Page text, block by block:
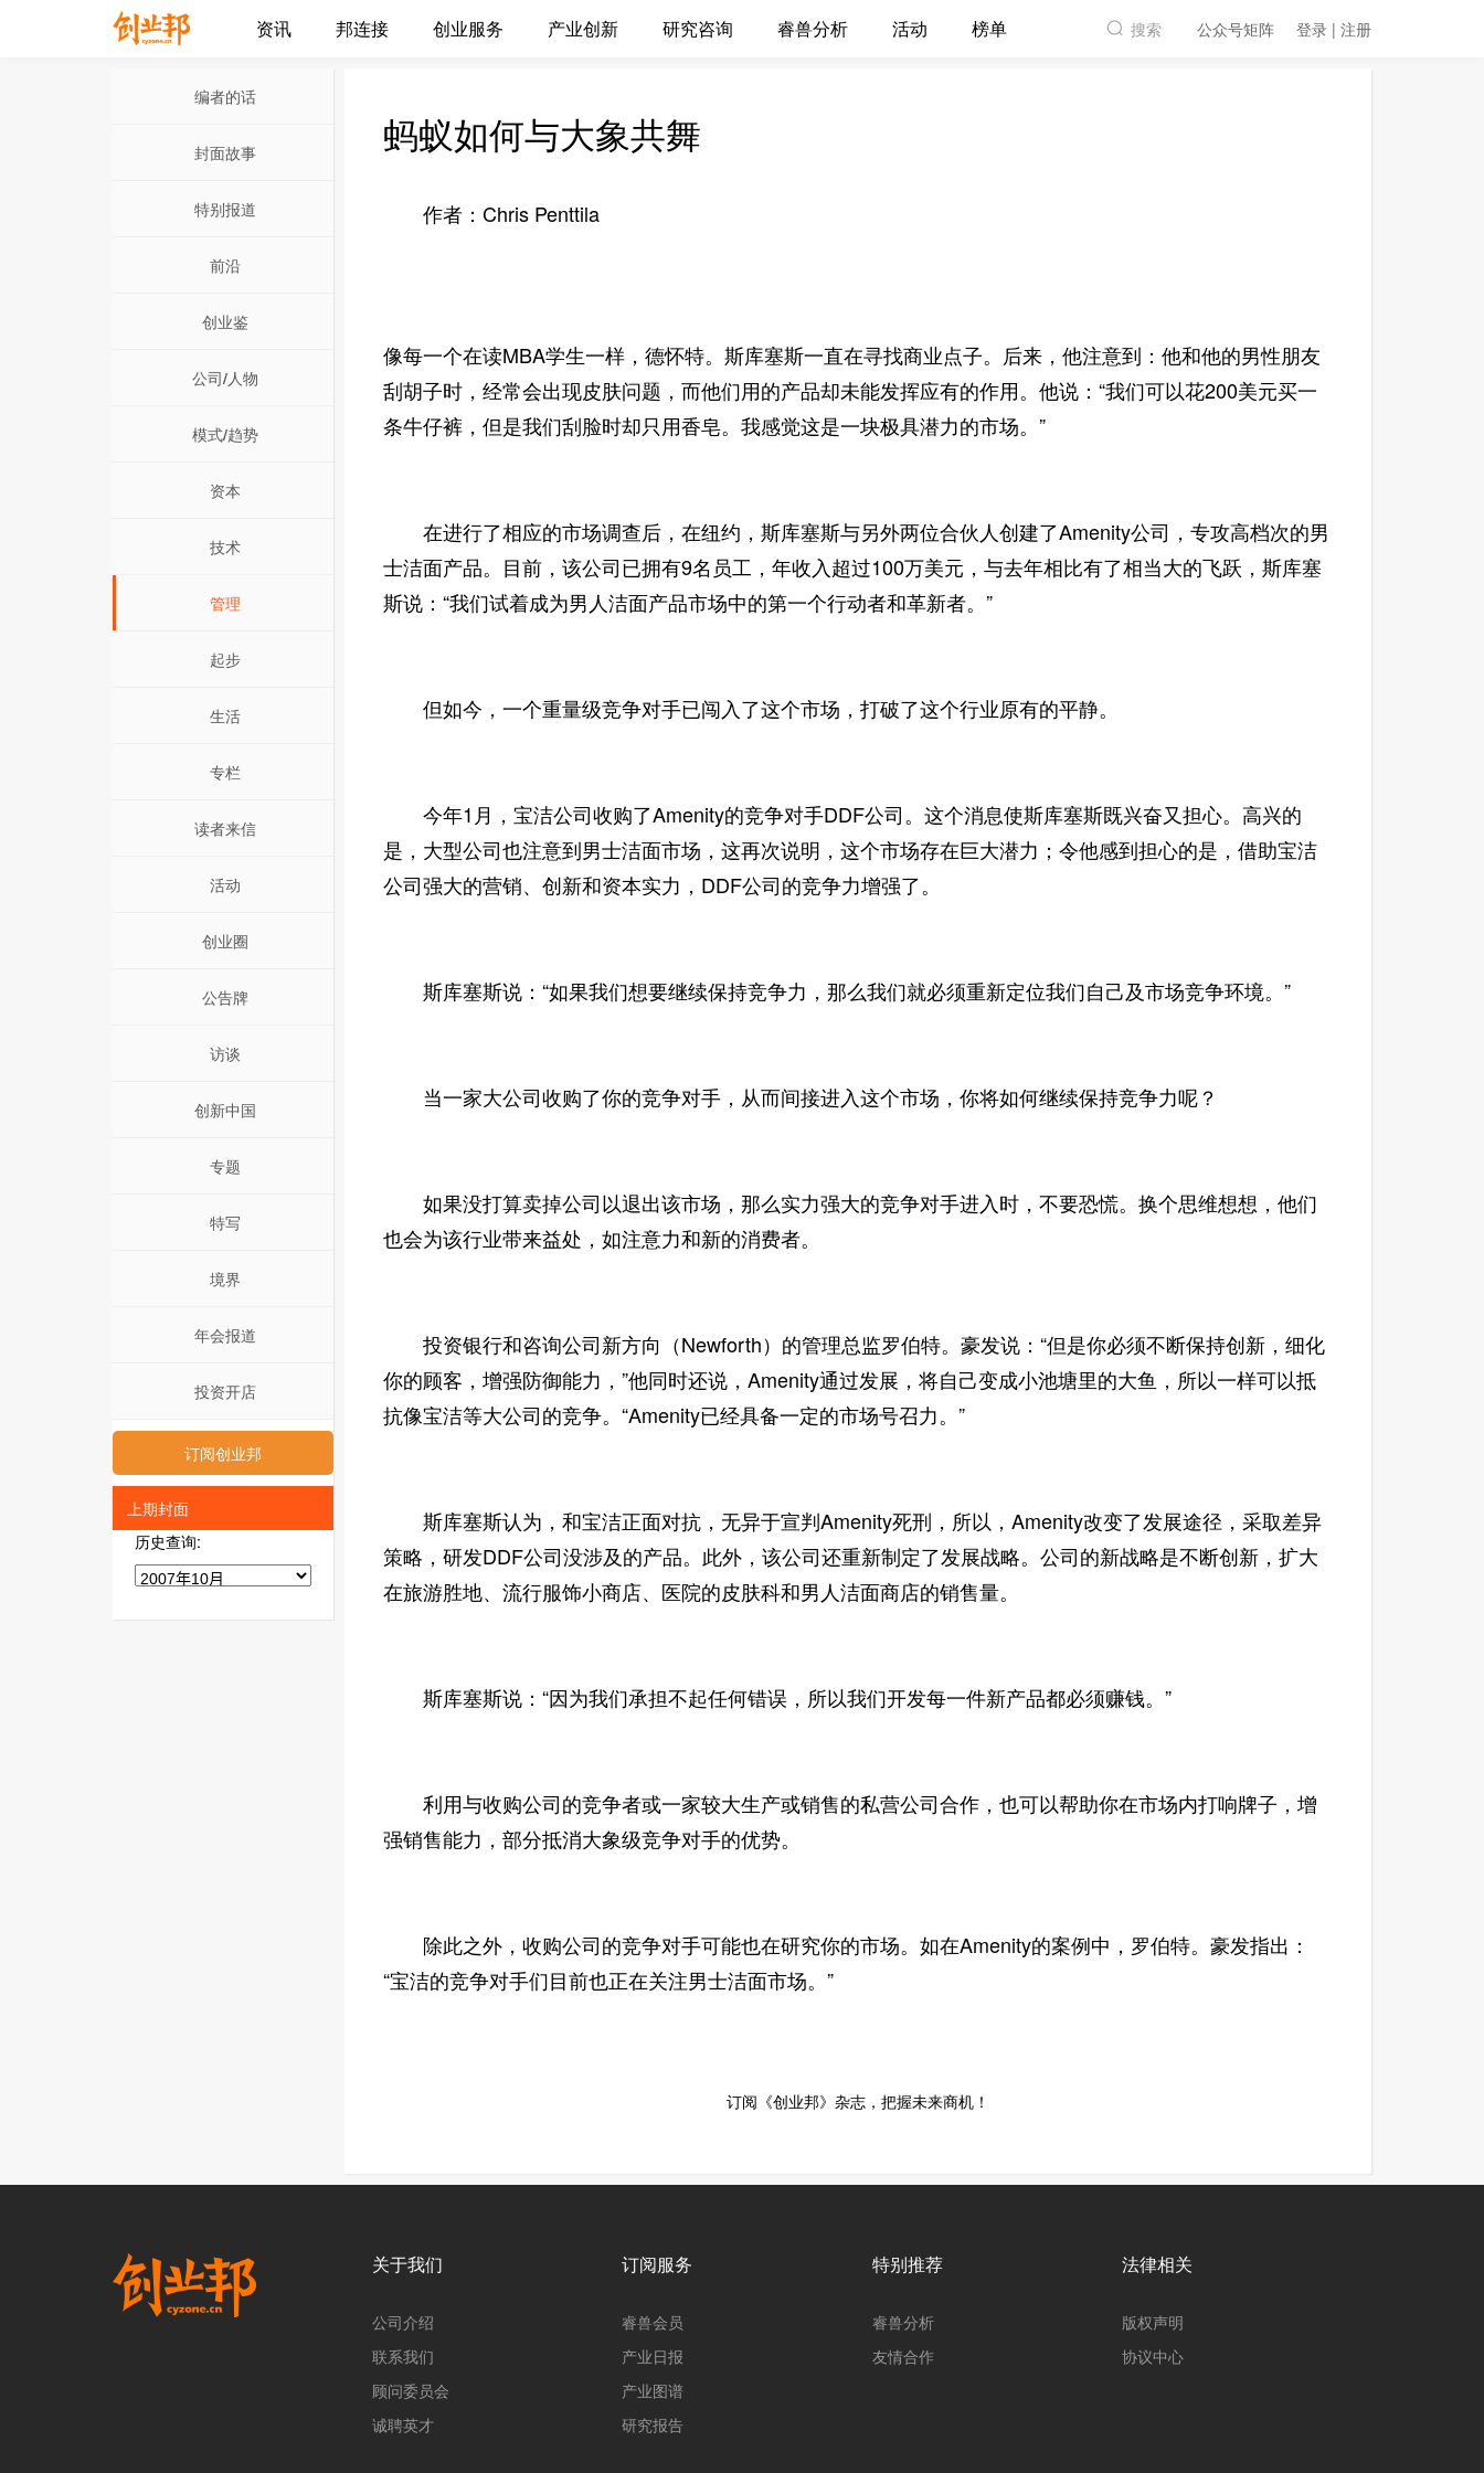
资讯 邦连接 创业服务 产业创新 研究咨询 睿兽分析 活动 榜单 搜索 公众号矩阵 登录 | 注册
编者的话
封面故事
特别报道
前沿
创业鉴
公司/人物
模式/趋势
资本
技术
管理
起步
生活
专栏
读者来信
活动
创业圈
公告牌
访谈
创新中国
专题
特写
境界
年会报道
投资开店
订阅创业邦
上期封面
历史查询:
蚂蚁如何与大象共舞
作者：Chris Penttila
像每一个在读MBA学生一样，德怀特。斯库塞斯一直在寻找商业点子。后来，他注意到：他和他的男性朋友
刮胡子时，经常会出现皮肤问题，而他们用的产品却未能发挥应有的作用。他说：“我们可以花200美元买一
条牛仔裤，但是我们刮脸时却只用香皂。我感觉这是一块极具潜力的市场。”
在进行了相应的市场调查后，在纽约，斯库塞斯与另外两位合伙人创建了Amenity公司，专攻高档次的男
士洁面产品。目前，该公司已拥有9名员工，年收入超过100万美元，与去年相比有了相当大的飞跃，斯库塞
斯说：“我们试着成为男人洁面产品市场中的第一个行动者和革新者。”
但如今，一个重量级竞争对手已闯入了这个市场，打破了这个行业原有的平静。
今年1月，宝洁公司收购了Amenity的竞争对手DDF公司。这个消息使斯库塞斯既兴奋又担心。高兴的
是，大型公司也注意到男士洁面市场，这再次说明，这个市场存在巨大潜力；令他感到担心的是，借助宝洁
公司强大的营销、创新和资本实力，DDF公司的竞争力增强了。
斯库塞斯说：“如果我们想要继续保持竞争力，那么我们就必须重新定位我们自己及市场竞争环境。”
当一家大公司收购了你的竞争对手，从而间接进入这个市场，你将如何继续保持竞争力呢？
如果没打算卖掉公司以退出该市场，那么实力强大的竞争对手进入时，不要恐慌。换个思维想想，他们
也会为该行业带来益处，如注意力和新的消费者。
投资银行和咨询公司新方向（Newforth）的管理总监罗伯特。豪发说：“但是你必须不断保持创新，细化
你的顾客，增强防御能力，”他同时还说，Amenity通过发展，将自己变成小池塘里的大鱼，所以一样可以抵
抗像宝洁等大公司的竞争。“Amenity已经具备一定的市场号召力。”
斯库塞斯认为，和宝洁正面对抗，无异于宣判Amenity死刑，所以，Amenity改变了发展途径，采取差异
策略，研发DDF公司没涉及的产品。此外，该公司还重新制定了发展战略。公司的新战略是不断创新，扩大
在旅游胜地、流行服饰小商店、医院的皮肤科和男人洁面商店的销售量。
斯库塞斯说：“因为我们承担不起任何错误，所以我们开发每一件新产品都必须赚钱。”
利用与收购公司的竞争者或一家较大生产或销售的私营公司合作，也可以帮助你在市场内打响牌子，增
强销售能力，部分抵消大象级竞争对手的优势。
除此之外，收购公司的竞争对手可能也在研究你的市场。如在Amenity的案例中，罗伯特。豪发指出：
“宝洁的竞争对手们目前也正在关注男士洁面市场。”
订阅《创业邦》杂志，把握未来商机！
关于我们
公司介绍
联系我们
顾问委员会
诚聘英才
订阅服务
睿兽会员
产业日报
产业图谱
研究报告
特别推荐
睿兽分析
友情合作
法律相关
版权声明
协议中心